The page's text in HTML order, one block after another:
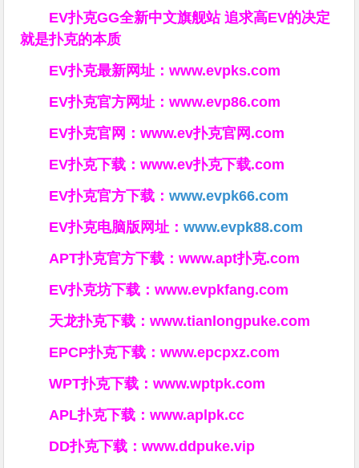
EV扑克GG全新中文旗舰站追求高EV的决定
就是扑克的本质
EV扑克最新网址：www.evpks.com
EV扑克官方网址：www.evp86.com
EV扑克官网：www.ev扑克官网.com
EV扑克下载：www.ev扑克下载.com
EV扑克官方下载：www.evpk66.com
EV扑克电脑版网址：www.evpk88.com
APT扑克官方下载：www.apt扑克.com
EV扑克坊下载：www.evpkfang.com
天龙扑克下载：www.tianlongpuke.com
EPCP扑克下载：www.epcpxz.com
WPT扑克下载：www.wptpk.com
APL扑克下载：www.aplpk.cc
DD扑克下载：www.ddpuke.vip